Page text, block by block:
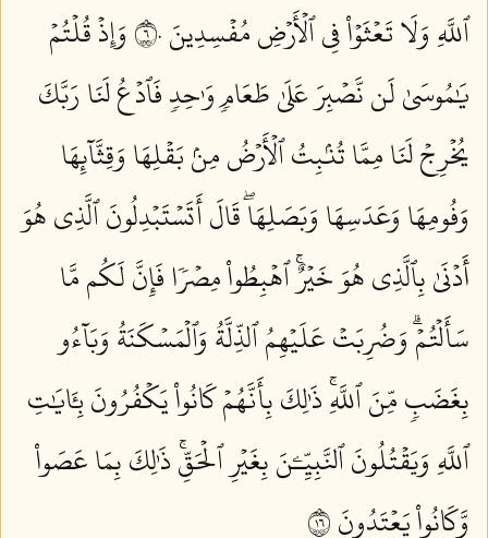
ٱللَّهِ وَلَا تَعۡثَوۡاْ فِي ٱلۡأَرۡضِ مُفۡسِدِينَ ٦٠
وَإِذۡ قُلۡتُمۡ
يَٰمُوسَىٰ لَن نَّصۡبِرَ عَلَىٰ طَعَامٖ وَٰحِدٖ فَٱدۡعُ لَنَا رَبَّكَ
يُخۡرِجۡ لَنَا مِمَّا تُنۢبِتُ ٱلۡأَرۡضُ مِنۢ بَقۡلِهَا وَقِثَّآئِهَا
وَفُومِهَا وَعَدَسِهَا وَبَصَلِهَاۖ قَالَ أَتَسۡتَبۡدِلُونَ ٱلَّذِي هُوَ
أَدۡنَىٰ بِٱلَّذِي هُوَ خَيۡرٌۚ ٱهۡبِطُواْ مِصۡرٗا فَإِنَّ لَكُم مَّا
سَأَلۡتُمۡۗ وَضُرِبَتۡ عَلَيۡهِمُ ٱلذِّلَّةُ وَٱلۡمَسۡكَنَةُ وَبَآءُو
بِغَضَبٖ مِّنَ ٱللَّهِۚ ذَٰلِكَ بِأَنَّهُمۡ كَانُواْ يَكۡفُرُونَ بِـَٔايَٰتِ
ٱللَّهِ وَيَقۡتُلُونَ ٱلنَّبِيِّـۧنَ بِغَيۡرِ ٱلۡحَقِّۚ ذَٰلِكَ بِمَا عَصَواْ
وَّكَانُواْ يَعۡتَدُونَ ٦١